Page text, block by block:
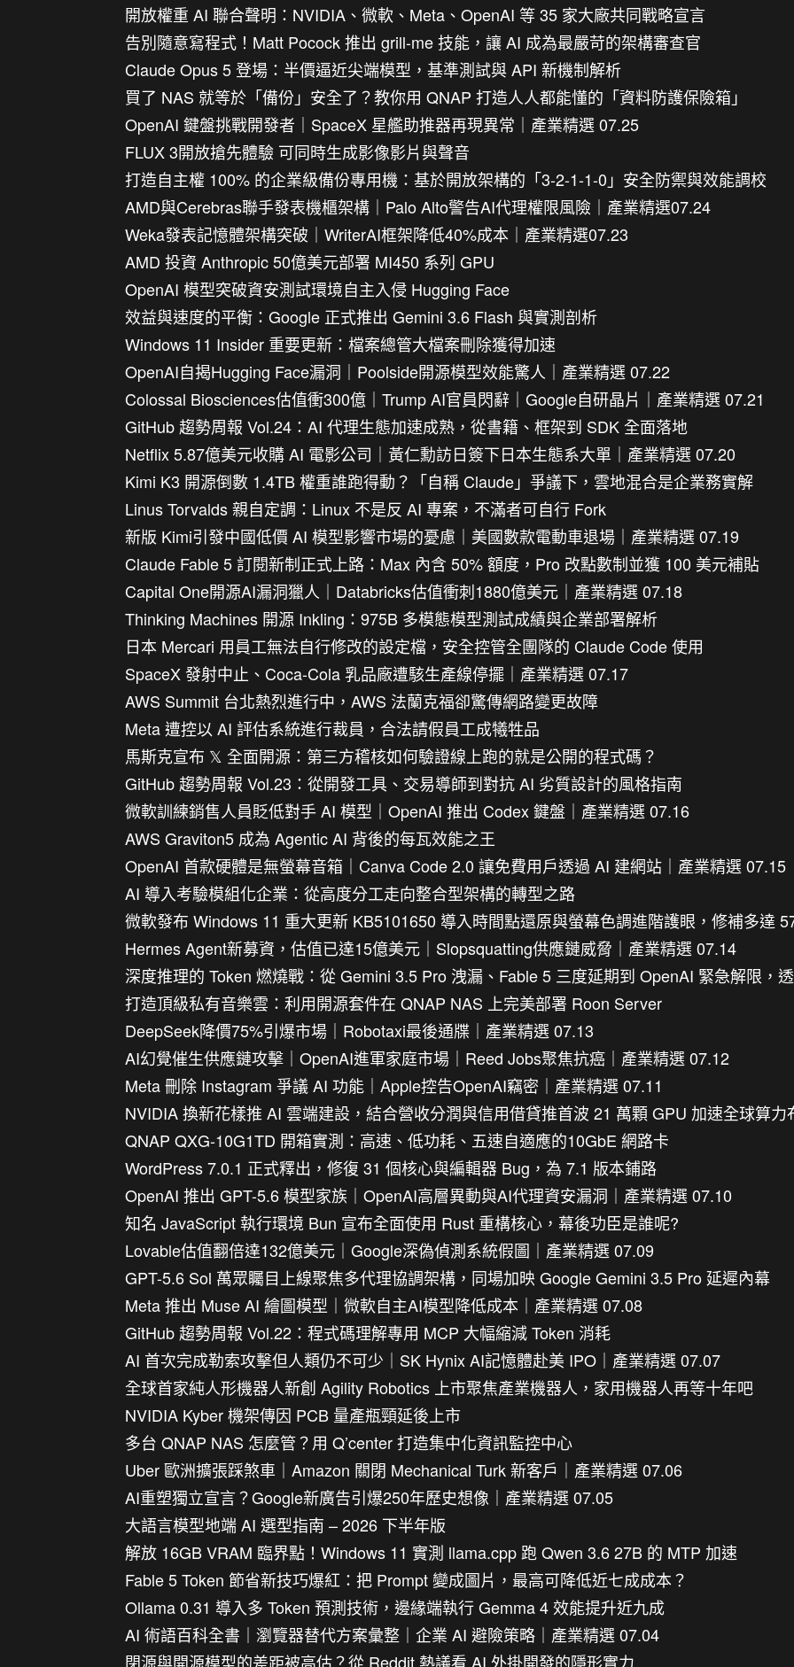
開放權重 AI 聯合聲明：NVIDIA、微軟、Meta、OpenAI 等 35 家大廠共同戰略宣言
告別隨意寫程式！Matt Pocock 推出 grill-me 技能，讓 AI 成為最嚴苛的架構審查官
Claude Opus 5 登場：半價逼近尖端模型，基準測試與 API 新機制解析
買了 NAS 就等於「備份」安全了？教你用 QNAP 打造人人都能懂的「資料防護保險箱」
OpenAI 鍵盤挑戰開發者｜SpaceX 星艦助推器再現異常｜產業精選 07.25
FLUX 3開放搶先體驗 可同時生成影像影片與聲音
打造自主權 100% 的企業級備份專用機：基於開放架構的「3-2-1-1-0」安全防禦與效能調校
AMD與Cerebras聯手發表機櫃架構｜Palo Alto警告AI代理權限風險｜產業精選07.24
Weka發表記憶體架構突破｜WriterAI框架降低40%成本｜產業精選07.23
AMD 投資 Anthropic 50億美元部署 MI450 系列 GPU
OpenAI 模型突破資安測試環境自主入侵 Hugging Face
效益與速度的平衡：Google 正式推出 Gemini 3.6 Flash 與實測剖析
Windows 11 Insider 重要更新：檔案總管大檔案刪除獲得加速
OpenAI自揭Hugging Face漏洞｜Poolside開源模型效能驚人｜產業精選 07.22
Colossal Biosciences估值衝300億｜Trump AI官員閃辭｜Google自研晶片｜產業精選 07.21
GitHub 趨勢周報 Vol.24：AI 代理生態加速成熟，從書籍、框架到 SDK 全面落地
Netflix 5.87億美元收購 AI 電影公司｜黃仁勳訪日簽下日本生態系大單｜產業精選 07.20
Kimi K3 開源倒數 1.4TB 權重誰跑得動？「自稱 Claude」爭議下，雲地混合是企業務實解
Linus Torvalds 親自定調：Linux 不是反 AI 專案，不滿者可自行 Fork
新版 Kimi引發中國低價 AI 模型影響市場的憂慮｜美國數款電動車退場｜產業精選 07.19
Claude Fable 5 訂閱新制正式上路：Max 內含 50% 額度，Pro 改點數制並獲 100 美元補貼
Capital One開源AI漏洞獵人｜Databricks估值衝刺1880億美元｜產業精選 07.18
Thinking Machines 開源 Inkling：975B 多模態模型測試成績與企業部署解析
日本 Mercari 用員工無法自行修改的設定檔，安全控管全團隊的 Claude Code 使用
SpaceX 發射中止、Coca-Cola 乳品廠遭駭生產線停擺｜產業精選 07.17
AWS Summit 台北熱烈進行中，AWS 法蘭克福卻驚傳網路變更故障
Meta 遭控以 AI 評估系統進行裁員，合法請假員工成犧牲品
馬斯克宣布 𝕏 全面開源：第三方稽核如何驗證線上跑的就是公開的程式碼？
GitHub 趨勢周報 Vol.23：從開發工具、交易導師到對抗 AI 劣質設計的風格指南
微軟訓練銷售人員貶低對手 AI 模型｜OpenAI 推出 Codex 鍵盤｜產業精選 07.16
AWS Graviton5 成為 Agentic AI 背後的每瓦效能之王
OpenAI 首款硬體是無螢幕音箱｜Canva Code 2.0 讓免費用戶透過 AI 建網站｜產業精選 07.15
AI 導入考驗模組化企業：從高度分工走向整合型架構的轉型之路
微軟發布 Windows 11 重大更新 KB5101650 導入時間點還原與螢幕色調進階護眼，修補多達
Hermes Agent新募資，估值已達15億美元｜Slopsquatting供應鏈威脅｜產業精選 07.14
深度推理的 Token 燃燒戰：從 Gemini 3.5 Pro 洩漏、Fable 5 三度延期到 OpenAI 緊急解限，
打造頂級私有音樂雲：利用開源套件在 QNAP NAS 上完美部署 Roon Server
DeepSeek降價75%引爆市場｜Robotaxi最後通牒｜產業精選 07.13
AI幻覺催生供應鏈攻擊｜OpenAI進軍家庭市場｜Reed Jobs聚焦抗癌｜產業精選 07.12
Meta 刪除 Instagram 爭議 AI 功能｜Apple控告OpenAI竊密｜產業精選 07.11
NVIDIA 換新花樣推 AI 雲端建設，結合營收分潤與信用借貸推首波 21 萬顆 GPU 加速全球算力
QNAP QXG-10G1TD 開箱實測：高速、低功耗、五速自適應的10GbE 網路卡
WordPress 7.0.1 正式釋出，修復 31 個核心與編輯器 Bug，為 7.1 版本鋪路
OpenAI 推出 GPT-5.6 模型家族｜OpenAI高層異動與AI代理資安漏洞｜產業精選 07.10
知名 JavaScript 執行環境 Bun 宣布全面使用 Rust 重構核心，幕後功臣是誰呢?
Lovable估值翻倍達132億美元｜Google深偽偵測系統假圖｜產業精選 07.09
GPT-5.6 Sol 萬眾矚目上線聚焦多代理協調架構，同場加映 Google Gemini 3.5 Pro 延遲內幕
Meta 推出 Muse AI 繪圖模型｜微軟自主AI模型降低成本｜產業精選 07.08
GitHub 趨勢周報 Vol.22：程式碼理解專用 MCP 大幅縮減 Token 消耗
AI 首次完成勒索攻擊但人類仍不可少｜SK Hynix AI記憶體赴美 IPO｜產業精選 07.07
全球首家純人形機器人新創 Agility Robotics 上市聚焦產業機器人，家用機器人再等十年吧
NVIDIA Kyber 機架傳因 PCB 量產瓶頸延後上市
多台 QNAP NAS 怎麼管？用 Q’center 打造集中化資訊監控中心
Uber 歐洲擴張踩煞車｜Amazon 關閉 Mechanical Turk 新客戶｜產業精選 07.06
AI重塑獨立宣言？Google新廣告引爆250年歷史想像｜產業精選 07.05
大語言模型地端 AI 選型指南 – 2026 下半年版
解放 16GB VRAM 臨界點！Windows 11 實測 llama.cpp 跑 Qwen 3.6 27B 的 MTP 加速
Fable 5 Token 節省新技巧爆紅：把 Prompt 變成圖片，最高可降低近七成成本？
Ollama 0.31 導入多 Token 預測技術，邊緣端執行 Gemma 4 效能提升近九成
AI 術語百科全書｜瀏覽器替代方案彙整｜企業 AI 避險策略｜產業精選 07.04
閉源與開源模型的差距被高估？從 Reddit 熱議看 AI 外掛開發的隱形實力